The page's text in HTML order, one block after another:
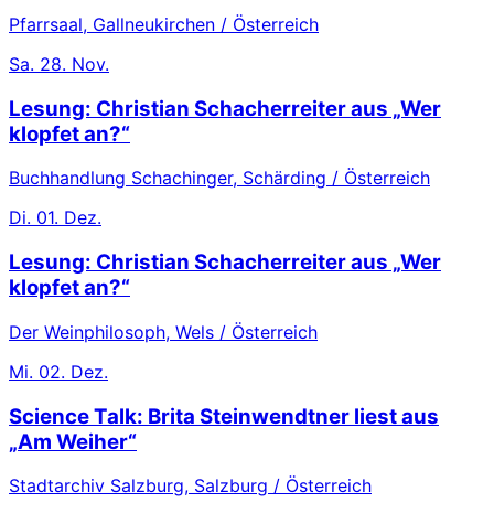
Pfarrsaal, Gallneukirchen / Österreich
Sa. 28. Nov.
Lesung: Christian Schacherreiter aus „Wer
klopfet an?“
Buchhandlung Schachinger, Schärding / Österreich
Di. 01. Dez.
Lesung: Christian Schacherreiter aus „Wer
klopfet an?“
Der Weinphilosoph, Wels / Österreich
Mi. 02. Dez.
Science Talk: Brita Steinwendtner liest aus
„Am Weiher“
Stadtarchiv Salzburg, Salzburg / Österreich